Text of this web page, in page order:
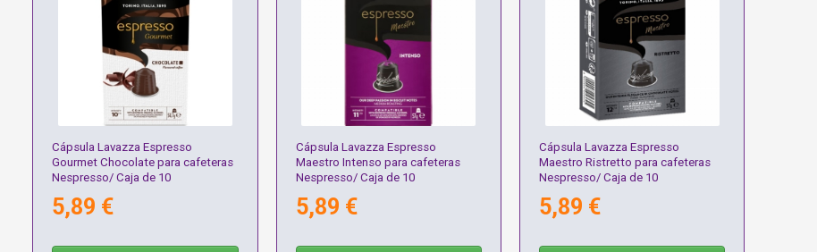
Cápsula Lavazza Espresso
Gourmet Chocolate para cafeteras
Nespresso/ Caja de 10
5,89 €
Cápsula Lavazza Espresso
Maestro Intenso para cafeteras
Nespresso/ Caja de 10
5,89 €
Cápsula Lavazza Espresso
Maestro Ristretto para cafeteras
Nespresso/ Caja de 10
5,89 €